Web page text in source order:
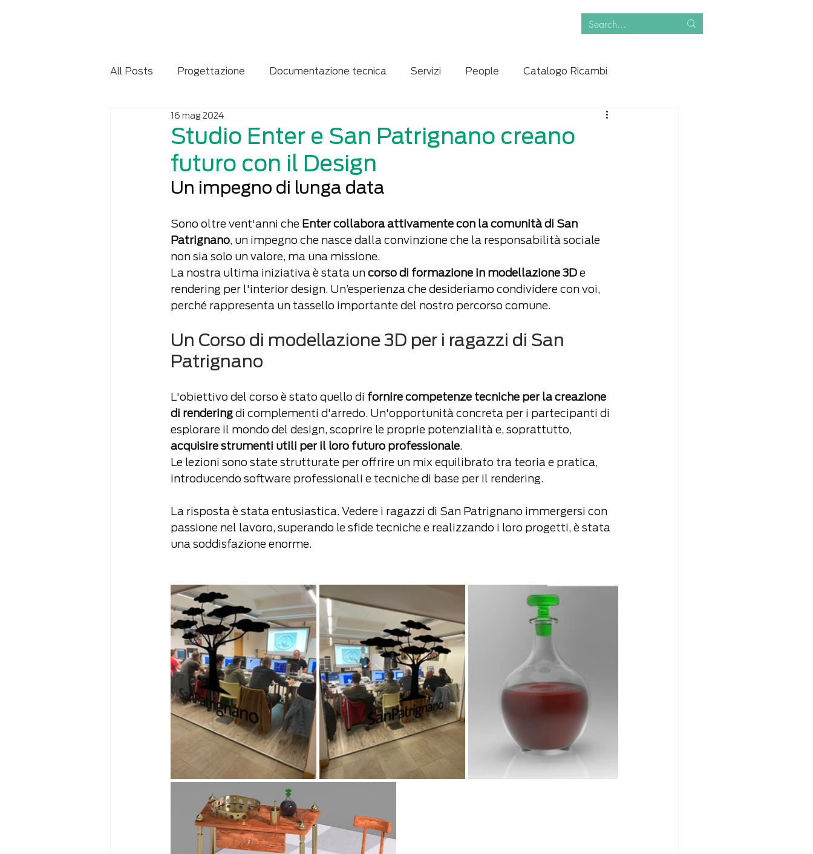
All Posts Progettazione Documentazione tecnica Servizi People Catalogo Ricambi
Manuale d'uso e manutenzione
Studio Enter e San Patrignano creano
futuro con il Design
16 mag 2024
Un impegno di lunga data
Sono oltre vent'anni che Enter collabora attivamente con la comunità di San
Patrignano, un impegno che nasce dalla convinzione che la responsabilità sociale
non sia solo un valore, ma una missione.
La nostra ultima iniziativa è stata un corso di formazione in modellazione 3D e
rendering per l'interior design. Un’esperienza che desideriamo condividere con voi,
perché rappresenta un tassello importante del nostro percorso comune.
Un Corso di modellazione 3D per i ragazzi di San
Patrignano
L'obiettivo del corso è stato quello di fornire competenze tecniche per la creazione
di rendering di complementi d'arredo. Un'opportunità concreta per i partecipanti di
esplorare il mondo del design, scoprire le proprie potenzialità e, soprattutto,
acquisire strumenti utili per il loro futuro professionale.
Le lezioni sono state strutturate per offrire un mix equilibrato tra teoria e pratica,
introducendo software professionali e tecniche di base per il rendering.
La risposta è stata entusiastica. Vedere i ragazzi di San Patrignano immergersi con
passione nel lavoro, superando le sfide tecniche e realizzando i loro progetti, è stata
una soddisfazione enorme.